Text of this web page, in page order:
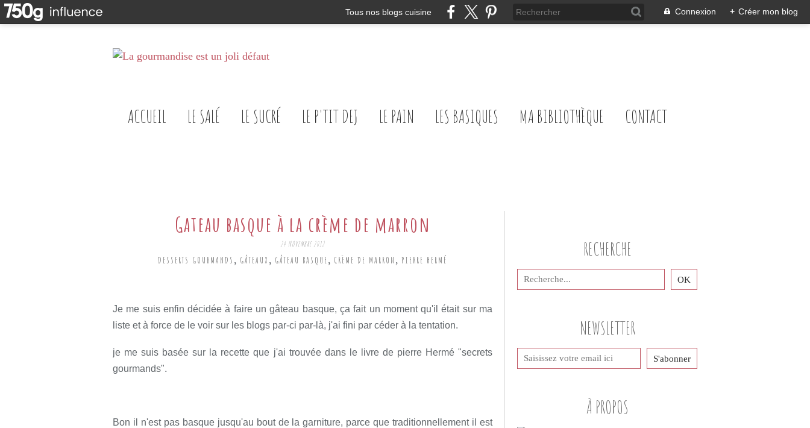
Tous nos blogs cuisine Connexion + Créer mon blog
ACCUEIL LE SALÉ LE SUCRÉ LE P'TIT DEJ LE PAIN LES BASIQUES MA BIBLIOTHÈQUE CONTACT
Gateau basque à la crème de marron
24 NOVEMBRE 2012
DESSERTS GOURMANDS , GÂTEAUX , GÂTEAU BASQUE, CRÈME DE MARRON , PIERRE HERMÉ
Je me suis enfin décidée à faire un gâteau basque, ça fait un moment qu'il était sur ma
liste et à force de le voir sur les blogs par-ci par-là, j'ai fini par céder à la tentation.
je me suis basée sur la recette que j'ai trouvée dans le livre de pierre Hermé "secrets
gourmands".
Bon il n'est pas basque jusqu'au bout de la garniture, parce que traditionnellement il est
NEWSLETTER
RECHERCHE
À PROPOS